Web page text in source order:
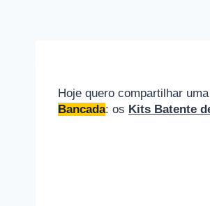
Hoje quero compartilhar
Bancada: os Kits Batente